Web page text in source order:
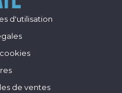
d'utilisation
de ventes